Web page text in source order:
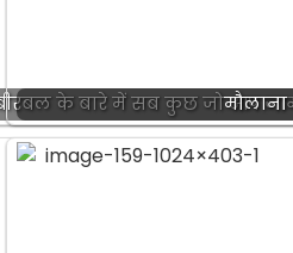
के बारे में सब कुछ जो आप